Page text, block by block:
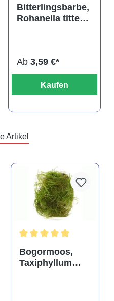
Bitterlingsbarbe,
Rohanella titteya,
Ab 3,59 €*
Kaufen
Artikel
Bogormoos,
Taxiphyllum